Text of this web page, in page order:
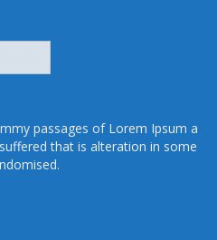
passages of Lorem Ipsum a
that is alteration in some